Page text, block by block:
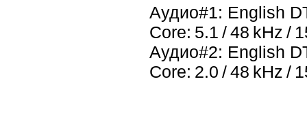
Аудио#1: English
Core: 5.1 / 48 kHz /
Аудио#2: English
Core: 2.0 / 48 kHz /